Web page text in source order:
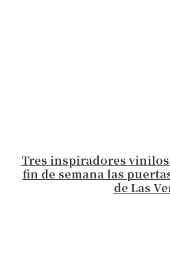
Tres inspiradores
fin de semana las
de Las